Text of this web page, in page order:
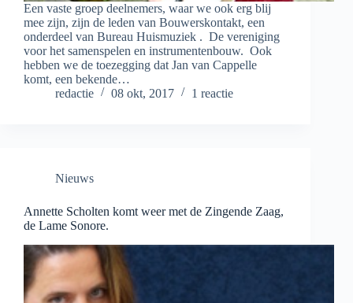
Een vaste groep deelnemers, waar we ook erg blij
mee zijn, zijn de leden van Bouwerskontakt, een
onderdeel van Bureau Huismuziek . De vereniging
voor het samenspelen en instrumentenbouw. Ook
hebben we de toezegging dat Jan van Cappelle
komt, een bekende…
redactie
08 okt, 2017 1 reactie
Nieuws
Annette Scholten komt weer met de Zingende Zaag,
de Lame Sonore.